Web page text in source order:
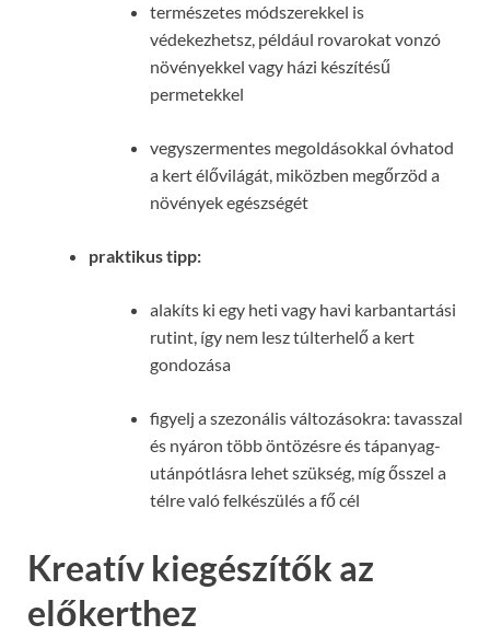
természetes módszerekkel is
védekezhetsz, például rovarokat vonzó
növényekkel vagy házi készítésű
permetekkel
vegyszermentes megoldásokkal óvhatod
a kert élővilágát, miközben megőrzöd a
növények egészségét
praktikus tipp:
alakíts ki egy heti vagy havi karbantartási
rutint, így nem lesz túlterhelő a kert
gondozása
figyelj a szezonális változásokra: tavasszal
és nyáron több öntözésre és tápanyag-
utánpótlásra lehet szükség, míg ősszel a
télre való felkészülés a fő cél
Kreatív kiegészítők az
előkerthez